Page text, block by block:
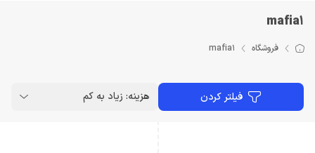
mafia1
فروشگاه mafia1
فیلتر کردن هزینه: زیاد به کم